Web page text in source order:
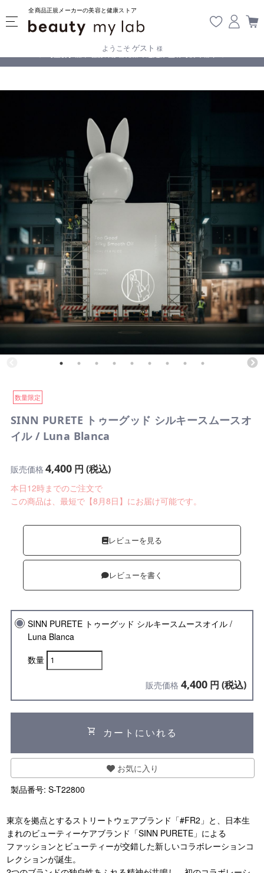
全商品正規メーカーの美容と健康ストア
ようこそ ゲスト 様
【重要】熊本地震の影響により遅延が生じております
数量限定
SINN PURETE トゥーグッド シルキースムースオ
イル / Luna Blanca
販売価格 4,400円 (税込)
本日12時までのご注文で
この商品は、最短で【8月8日】にお届け可能です。
レビューを見る
レビューを書く
SINN PURETE トゥーグッド シルキースムースオイル /
Luna Blanca
数量
販売価格 4,400 円 (税込)
shopping_cart カートにいれる
お気に入り
製品番号: S-T22800
東京を拠点とするストリートウェアブランド「#FR2」と、日本生
まれのビューティーケアブランド「SINN PURETE」による
ファッションとビューティーが交錯した新しいコラボレーションコ
レクションが誕生。